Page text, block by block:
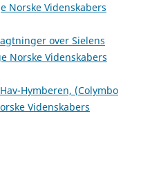
Norske Videnskabers
over Sielens
Norske Videnskabers
Hymberen, (Colymbo
Videnskabers